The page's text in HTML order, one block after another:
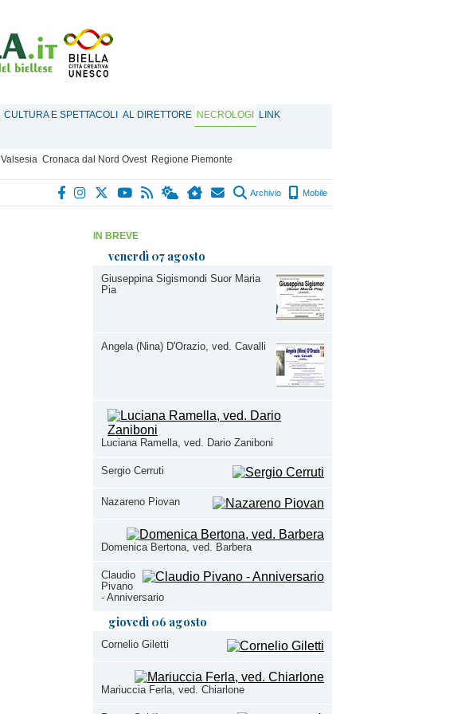
CULTURA E SPETTACOLI AL DIRETTORE NECROLOGI
LINK
Valsesia Cronaca dal Nord Ovest Regione Piemonte
Archivio Mobile
IN BREVE
venerdì 07 agosto
Giuseppina Sigismondi Suor Maria
Pia
Angela (Nina) D'Orazio, ved. Cavalli
Luciana Ramella, ved. Dario Zaniboni
Sergio Cerruti
Nazareno Piovan
Domenica Bertona, ved. Barbera
Claudio
Pivano
- Anniversario
giovedì 06 agosto
Cornelio Giletti
Mariuccia Ferla, ved. Chiarlone